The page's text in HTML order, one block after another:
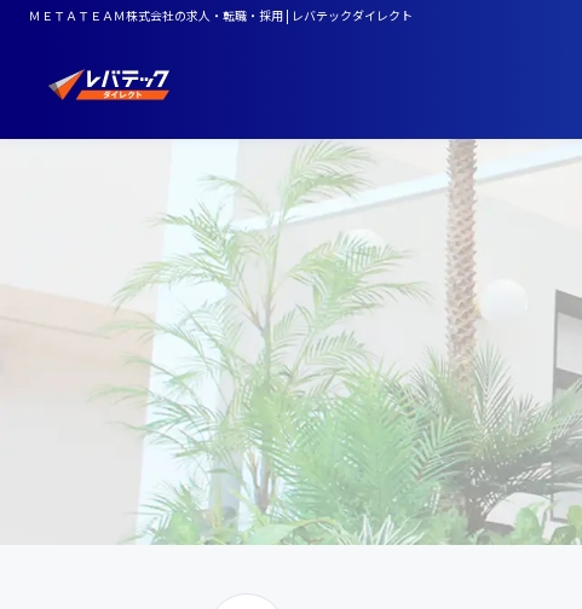
ＭＥＴＡＴＥＡＭ株式会社の求人・転職・採用 | レバテックダイレクト